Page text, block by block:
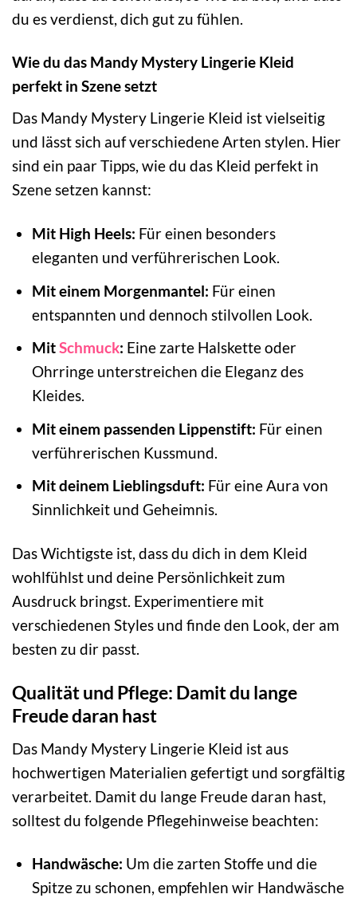
du es verdienst, dich gut zu fühlen.
Wie du das Mandy Mystery Lingerie Kleid
perfekt in Szene setzt
Das Mandy Mystery Lingerie Kleid ist vielseitig
und lässt sich auf verschiedene Arten stylen. Hier
sind ein paar Tipps, wie du das Kleid perfekt in
Szene setzen kannst:
Mit High Heels: Für einen besonders
eleganten und verführerischen Look.
Mit einem Morgenmantel: Für einen
entspannten und dennoch stilvollen Look.
MitSchmuck: Eine zarte Halskette oder
Ohrringe unterstreichen die Eleganz des
Kleides.
Mit einem passenden Lippenstift: Für einen
verführerischen Kussmund.
Mit deinem Lieblingsduft: Für eine Aura von
Sinnlichkeit und Geheimnis.
Das Wichtigste ist, dass du dich in dem Kleid
wohlfühlst und deine Persönlichkeit zum
Ausdruck bringst. Experimentiere mit
verschiedenen Styles und finde den Look, der am
besten zu dir passt.
Qualität und Pflege: Damit du lange
Freude daran hast
Das Mandy Mystery Lingerie Kleid ist aus
hochwertigen Materialien gefertigt und sorgfältig
verarbeitet. Damit du lange Freude daran hast,
solltest du folgende Pflegehinweise beachten:
Handwäsche: Um die zarten Stoffe und die
Spitze zu schonen, empfehlen wir Handwäsche